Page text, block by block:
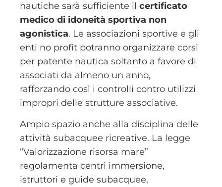
nautiche sarà sufficiente il certificato
medico di idoneità sportiva non
agonistica. Le associazioni sportive e gli
enti no profit potranno organizzare corsi
per patente nautica soltanto a favore di
associati da almeno un anno,
rafforzando così i controlli contro utilizzi
impropri delle strutture associative.
Ampio spazio anche alla disciplina delle
attività subacquee ricreative. La legge
“Valorizzazione risorsa mare”
regolamenta centri immersione,
istruttori e guide subacquee,